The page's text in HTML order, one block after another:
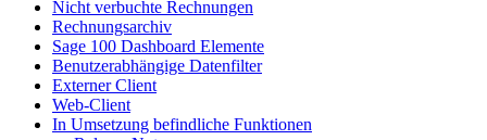
Nicht verbuchte Rechnungen
Rechnungsarchiv
Sage 100 Dashboard Elemente
Benutzerabhängige Datenfilter
Externer Client
Web-Client
In Umsetzung befindliche Funktionen